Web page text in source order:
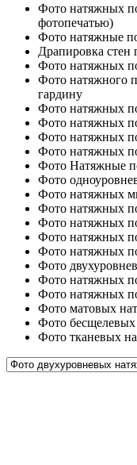
Фото натяжных
фотопечатью)
Фото натяжные
Драпировка
Фото натяжных
Фото натяжного
гардину
Фото натяжных
Фото натяжных
Фото натяжных
Фото натяжных
Фото Натяжные
Фото
Фото натяжных
Фото натяжных
Фото натяжных
Фото натяжных
Фото натяжных
Фото
Фото натяжных
Фото натяжных
Фото матовых
Фото
Фото тканевых